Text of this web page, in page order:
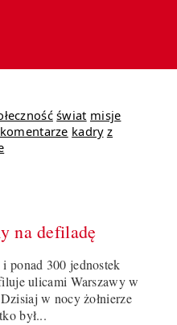
świat misje
komentarze kadry z
na defiladę
i ponad 300 jednostek
ulicami Warszawy w
w nocy żołnierze
był...